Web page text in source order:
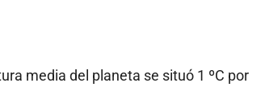
media del planeta se situó 1 ºC por